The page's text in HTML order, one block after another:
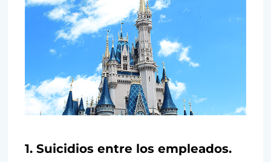
1. Suicidios entre los empleados.